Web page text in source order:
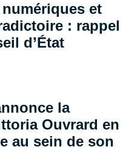
et
: rappel
d’État
la
Ouvrard en
au sein de son